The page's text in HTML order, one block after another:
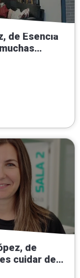
de Esencia
de
cuidar de
un proyecto